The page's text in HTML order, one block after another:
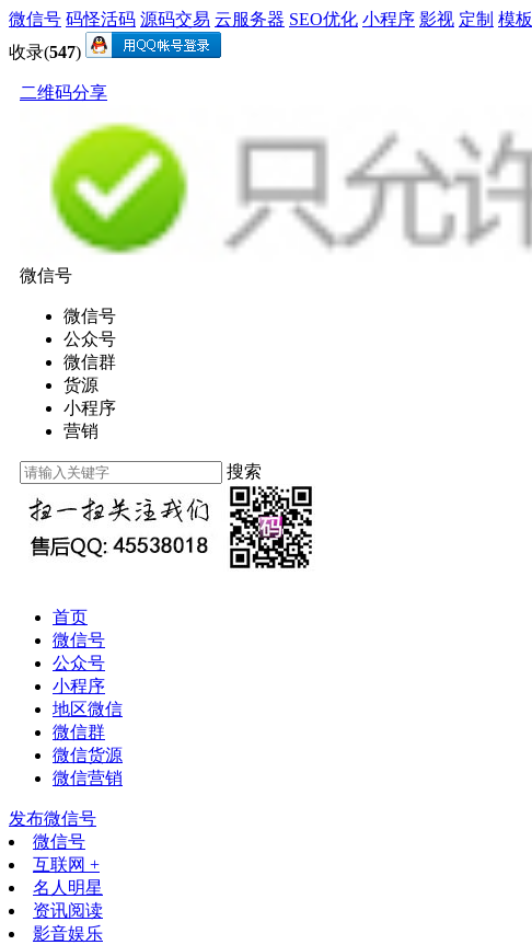
微信号 码怪活码 源码交易 云服务器 SEO优化 小程序 影视 定制 模板
收录(547)
二维码分享
微信号
微信号
公众号
微信群
货源
小程序
营销
搜索
首页
微信号
公众号
小程序
地区微信
微信群
微信货源
微信营销
发布微信号
微信号
互联网 +
名人明星
资讯阅读
影音娱乐